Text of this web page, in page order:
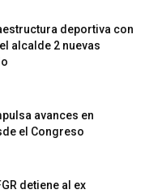
deportiva con
alcalde 2 nuevas
avances en
el Congreso
detiene al ex